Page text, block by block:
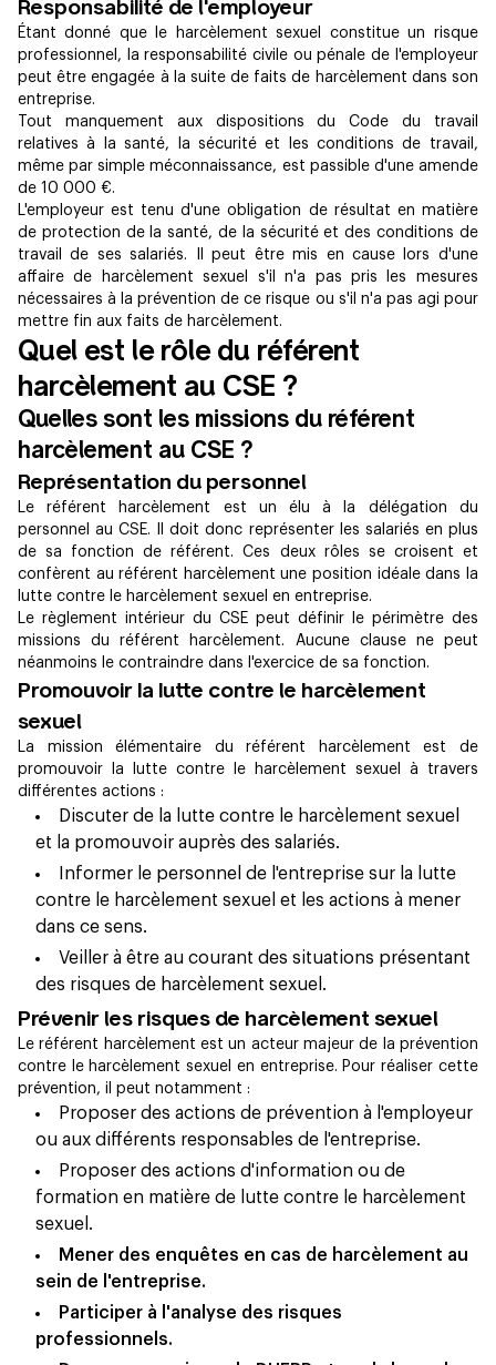
Responsabilité de l'employeur
Étant donné que le harcèlement sexuel constitue un risque
professionnel, la responsabilité civile ou pénale de l'employeur
peut être engagée à la suite de faits de harcèlement dans son
entreprise.
Tout manquement aux dispositions du Code du travail
relatives à la santé, la sécurité et les conditions de travail,
même par simple méconnaissance, est passible d'une amende
de 10 000 €.
L'employeur est tenu d'une obligation de résultat en matière
de protection de la santé, de la sécurité et des conditions de
travail de ses salariés. Il peut être mis en cause lors d'une
affaire de harcèlement sexuel s'il n'a pas pris les mesures
nécessaires à la prévention de ce risque ou s'il n'a pas agi pour
mettre fin aux faits de harcèlement.
Quel est le rôle du référent
harcèlement au CSE ?
Quelles sont les missions du référent
harcèlement au CSE ?
Représentation du personnel
Le référent harcèlement est un élu à la délégation du
personnel au CSE. Il doit donc représenter les salariés en plus
de sa fonction de référent. Ces deux rôles se croisent et
confèrent au référent harcèlement une position idéale dans la
lutte contre le harcèlement sexuel en entreprise.
Le règlement intérieur du CSE peut définir le périmètre des
missions du référent harcèlement. Aucune clause ne peut
néanmoins le contraindre dans l'exercice de sa fonction.
Promouvoir la lutte contre le harcèlement
sexuel
La mission élémentaire du référent harcèlement est de
promouvoir la lutte contre le harcèlement sexuel à travers
différentes actions :
Discuter de la lutte contre le harcèlement sexuel
et la promouvoir auprès des salariés.
Informer le personnel de l'entreprise sur la lutte
contre le harcèlement sexuel et les actions à mener
dans ce sens.
Veiller à être au courant des situations présentant
des risques de harcèlement sexuel.
Prévenir les risques de harcèlement sexuel
Le référent harcèlement est un acteur majeur de la prévention
contre le harcèlement sexuel en entreprise. Pour réaliser cette
prévention, il peut notamment :
Proposer des actions de prévention à l'employeur
ou aux différents responsables de l'entreprise.
Proposer des actions d'information ou de
formation en matière de lutte contre le harcèlement
sexuel.
Mener des enquêtes en cas de harcèlement au
sein de l'entreprise.
Participer à l'analyse des risques
professionnels.